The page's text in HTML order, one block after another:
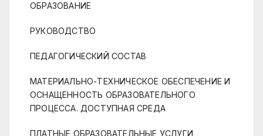
ОБРАЗОВАНИЕ
РУКОВОДСТВО
ПЕДАГОГИЧЕСКИЙ СОСТАВ
МАТЕРИАЛЬНО-ТЕХНИЧЕСКОЕ ОБЕСПЕЧЕНИЕ И
ОСНАЩЕННОСТЬ ОБРАЗОВАТЕЛЬНОГО
ПРОЦЕССА. ДОСТУПНАЯ СРЕДА
ПЛАТНЫЕ ОБРАЗОВАТЕЛЬНЫЕ УСЛУГИ